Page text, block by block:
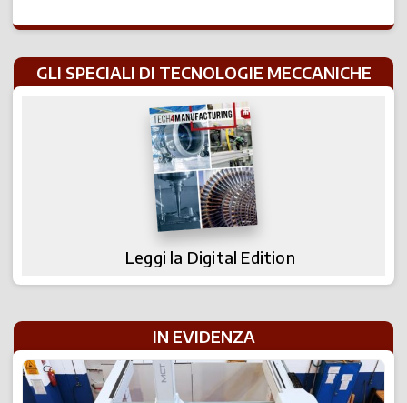
GLI SPECIALI DI TECNOLOGIE MECCANICHE
Leggi la Digital Edition
IN EVIDENZA